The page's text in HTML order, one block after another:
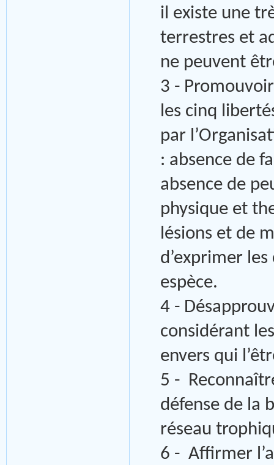
il existe une
terrestres et
ne peuvent
3 -
les cinq
par
: absence de
absence de
physique et
lésions et de
d’exprimer
espèce.
4 -
considérant
envers qui
5 -
défense de la
réseau
6 - Affirmer